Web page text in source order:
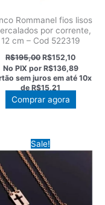
Rommanel fios lisos
por corrente,
12 cm – Cod 522319
R$195,00O
preço
original
era:
R$195,00.
R$152,10O
preço
atual
é:
No PIX por R$136,89
sem juros em até10x
de R$15,21
Comprar agora
Sale!